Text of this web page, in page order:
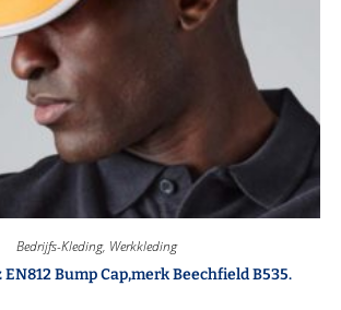
Bedrijfs-Kleding, Werkkleding
Bump Cap,merk Beechfield B535.